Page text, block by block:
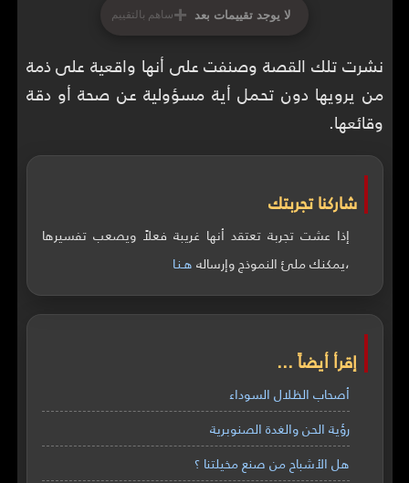
لا يوجد تقييمات بعد +ساهم بالتقييم
نشرت تلك القصة وصنفت على أنها واقعية على ذمة
من يرويها دون تحمل أية مسؤولية عن صحة أو دقة
وقائعها.
شاركنا تجربتك
إذا عشت تجربة تعتقد أنها غريبة فعلاً ويصعب تفسيرها
،يمكنك ملئ النموذج وإرسالههـنـا
إقرأ أيضاً ...
أصحاب الظلال السوداء
رؤية الحن والغدة الصنوبرية
هل الأشباح من صنع مخيلتنا ؟